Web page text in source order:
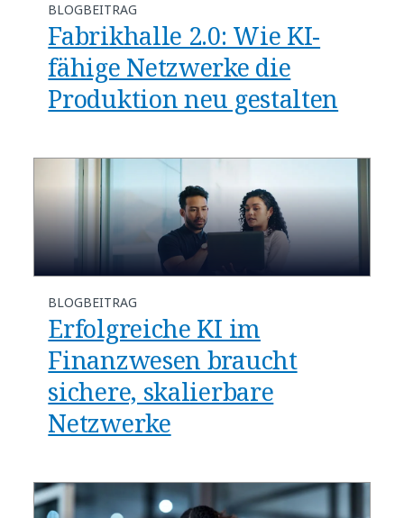
BLOGBEITRAG
Fabrikhalle 2.0: Wie KI-
fähige Netzwerke die
Produktion neu gestalten
BLOGBEITRAG
Erfolgreiche KI im
Finanzwesen braucht
sichere, skalierbare
Netzwerke